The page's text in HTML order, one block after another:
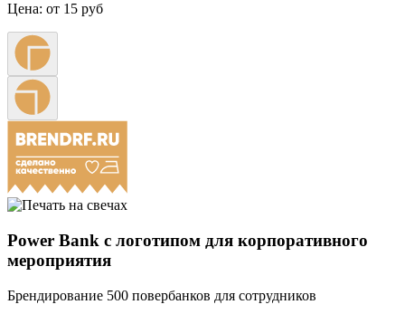
Цена: от 15 руб
Power Bank с логотипом для корпоративного
мероприятия
Брендирование 500 повербанков для сотрудников